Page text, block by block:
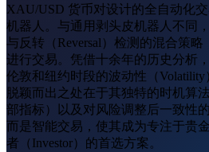
XAU/USD 货币对设计的全自动化交
机器人。与通用剥头皮机器人不同
与反转（Reversal）检测的混合策
进行交易。凭借十余年的历史分析
伦敦和纽约时段的波动性（Volatility
脱颖而出之处在于其独特的时机算
部指标）以及对风险调整后一致性
而是智能交易，使其成为专注于贵
者（Investor）的首选方案。